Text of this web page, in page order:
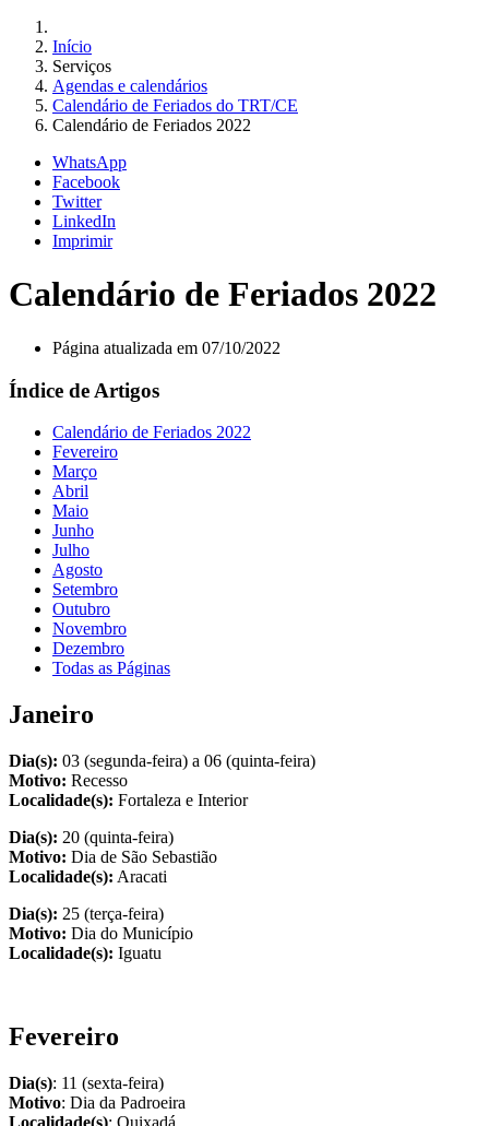
Início
Serviços
Agendas e calendários
Calendário de Feriados do TRT/CE
Calendário de Feriados 2022
WhatsApp
Facebook
Twitter
LinkedIn
Imprimir
Calendário de Feriados 2022
Página atualizada em 07/10/2022
Índice de Artigos
Calendário de Feriados 2022
Fevereiro
Março
Abril
Maio
Junho
Julho
Agosto
Setembro
Outubro
Novembro
Dezembro
Todas as Páginas
Janeiro
Dia(s): 03 (segunda-feira) a 06 (quinta-feira)
Motivo: Recesso
Localidade(s): Fortaleza e Interior
Dia(s): 20 (quinta-feira)
Motivo: Dia de São Sebastião
Localidade(s): Aracati
Dia(s): 25 (terça-feira)
Motivo: Dia do Município
Localidade(s): Iguatu
Fevereiro
Dia(s): 11 (sexta-feira)
Motivo: Dia da Padroeira
Localidade(s): Quixadá